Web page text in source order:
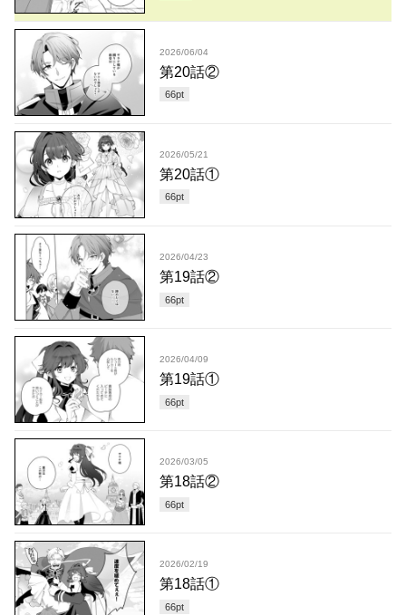
2026/06/04
第20話②
66pt
2026/05/21
第20話①
66pt
2026/04/23
第19話②
66pt
2026/04/09
第19話①
66pt
2026/03/05
第18話②
66pt
2026/02/19
第18話①
66pt